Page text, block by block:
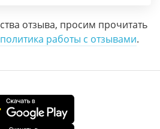
отзыва, просим прочитать
политика работы с отзывами.